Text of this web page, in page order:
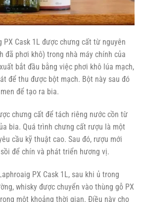
PX Cask 1L được chưng cất từ nguyên
đã phơi khô) trong nhà máy chính của
bắt đầu bằng việc phơi khô lúa mạch,
để thu được bột mạch. Bột này sau đó
để tạo ra bia.
chưng cất để tách riêng nước cồn từ
bia. Quá trình chưng cất rượu là một
cầu kỹ thuật cao. Sau đó, rượu mới
để chín và phát triển hương vị.
PX Cask 1L, sau khi ủ trong
whisky được chuyển vào thùng gỗ PX
một khoảng thời gian. Điều này cho